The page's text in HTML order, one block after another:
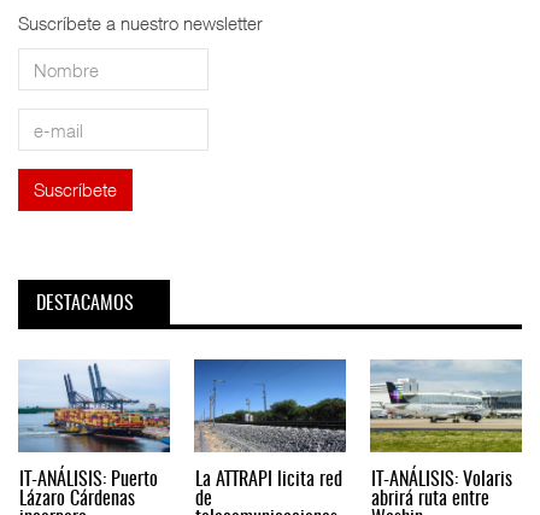
Suscríbete a nuestro newsletter
DESTACAMOS
IT-ANÁLISIS: Puerto
Lázaro Cárdenas
La ATTRAPI licita red
de
IT-ANÁLISIS: Volaris
abrirá ruta entre